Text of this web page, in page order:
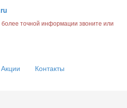
точной информации звоните или
Акции Контакты